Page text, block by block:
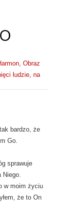
bardzo, że
Go.
sprawuje
Niego.
w moim życiu
że to On